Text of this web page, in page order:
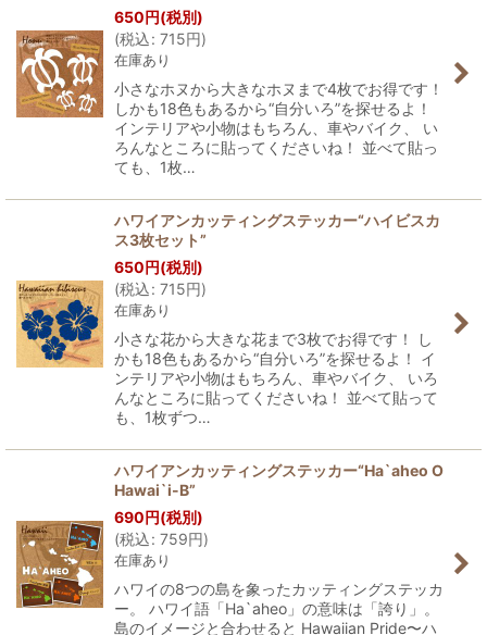
650円(税別)
(税込: 715円)
在庫あり
小さなホヌから大きなホヌまで4枚でお得です！
しかも18色もあるから“自分いろ”を探せるよ！
インテリアや小物はもちろん、車やバイク、 い
ろんなところに貼ってくださいね！ 並べて貼っ
ても、1枚…
ハワイアンカッティングステッカー“ハイビスカ
ス3枚セット”
650円(税別)
(税込: 715円)
在庫あり
小さな花から大きな花まで3枚でお得です！ し
かも18色もあるから“自分いろ”を探せるよ！ イ
ンテリアや小物はもちろん、車やバイク、 いろ
んなところに貼ってくださいね！ 並べて貼って
も、1枚ずつ…
ハワイアンカッティングステッカー“Ha`aheo O
Hawai`i-B”
690円(税別)
(税込: 759円)
在庫あり
ハワイの8つの島を象ったカッティングステッカ
ー。 ハワイ語「Ha`aheo」の意味は「誇り」。
島のイメージと合わせると Hawaiian Pride〜ハ